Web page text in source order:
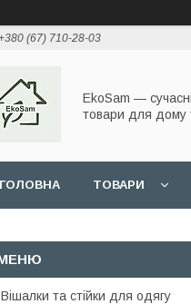
(67) 710-28-03
EkoSam — сучасні
товари для дому
ГОЛОВНА ТОВАРИ
Вішалки та стійки для одягу